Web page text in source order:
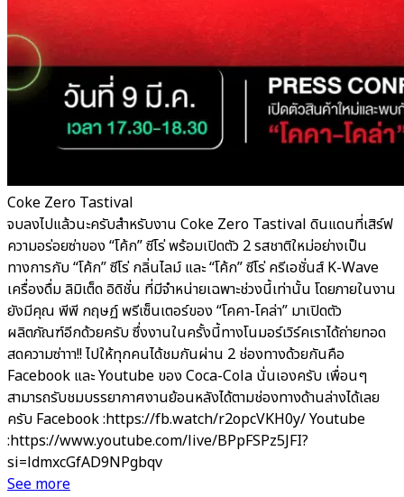
Coke Zero Tastival
จบลงไปแล้วนะครับสำหรับงาน Coke Zero Tastival ดินแดนที่เสิร์ฟ
ความอร่อยซ่าของ “โค้ก” ซีโร่ พร้อมเปิดตัว 2 รสชาติใหม่อย่างเป็น
ทางการกับ “โค้ก” ซีโร่ กลิ่นไลม์ และ “โค้ก” ซีโร่ ครีเอชั่นส์ K-Wave
เครื่องดื่ม ลิมิเต็ด อิดิชั่น ที่มีจำหน่ายเฉพาะช่วงนี้เท่านั้น โดยภายในงาน
ยังมีคุณ พีพี กฤษฏ์ พรีเซ็นเตอร์ของ “โคคา-โคล่า” มาเปิดตัว
ผลิตภัณฑ์อีกด้วยครับ ซึ่งงานในครั้งนี้ทางโนมอร์เวิร์คเราได้ถ่ายทอด
สดความซ่าาา!! ไปให้ทุกคนได้ชมกันผ่าน 2 ช่องทางด้วยกันคือ
Facebook และ Youtube ของ Coca-Cola นั่นเองครับ เพื่อนๆ
สามารถรับชมบรรยากาศงานย้อนหลังได้ตามช่องทางด้านล่างได้เลย
ครับ Facebook :https://fb.watch/r2opcVKH0y/ Youtube
:https://www.youtube.com/live/BPpFSPz5JFI?
si=ldmxcGfAD9NPgbqv
See more